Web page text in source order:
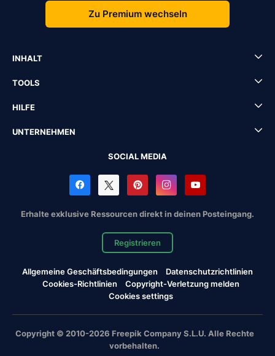
Zu Premium wechseln
INHALT
TOOLS
HILFE
UNTERNEHMEN
SOCIAL MEDIA
Erhalte exklusive Ressourcen direkt in deinen Posteingang.
Registrieren
Allgemeine Geschäftsbedingungen
Datenschutzrichtlinien
Cookies-Richtlinien
Copyright-Verletzung melden
Cookies settings
Copyright © 2010-2026 Freepik Company S.L.U. Alle Rechte
vorbehalten.